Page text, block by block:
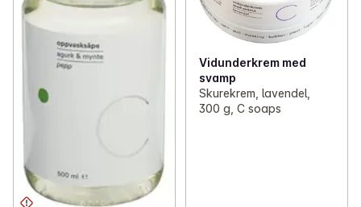
Vidunderkrem med
svamp
Skurekrem, lavendel,
300 g, C soaps